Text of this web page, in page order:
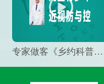
专家做客《乡约科普》栏目，预防孩子近视竟然这么“简单”